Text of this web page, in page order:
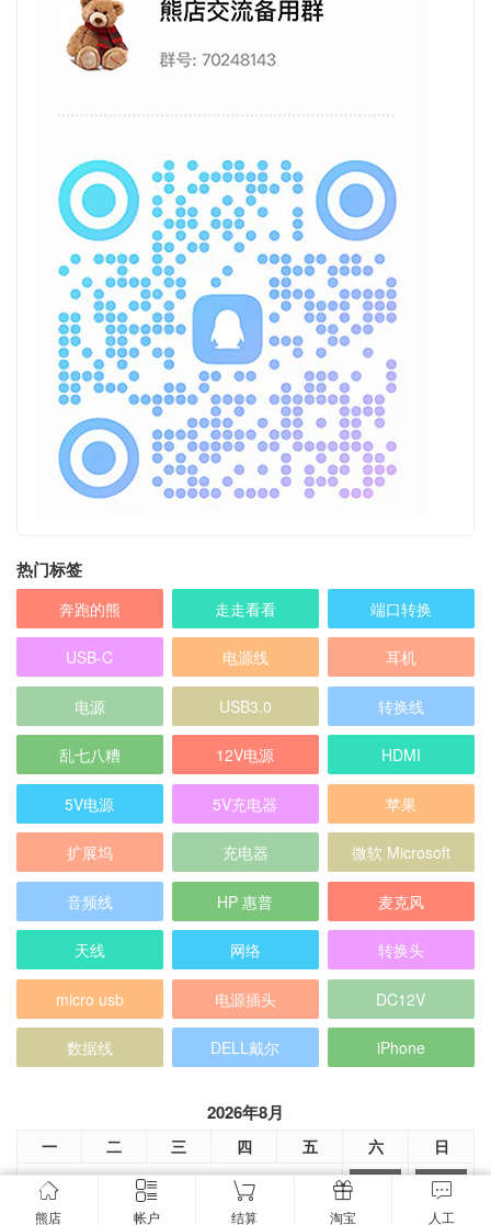
热门标签
奔跑的熊 走走看看 端口转换
USB-C 电源线 耳机
电源 USB3.0 转换线
乱七八糟 12V电源 HDMI
5V电源 5V充电器 苹果
扩展坞 充电器 微软 Microsoft
音频线 HP 惠普 麦克风
天线 网络 转换头
micro usb 电源插头 DC12V
数据线 DELL戴尔 iPhone
2026年8月
一 二 三 四 五 六
日
1
2
3
6 9
熊店 帐户 结算 淘宝 人工